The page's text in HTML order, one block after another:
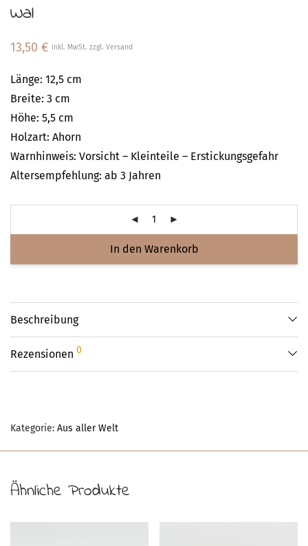
Wal
13,50 € inkl. MwSt. zzgl. Versand
Länge: 12,5 cm
Breite: 3 cm
Höhe: 5,5 cm
Holzart: Ahorn
Warnhinweis: Vorsicht – Kleinteile – Erstickungsgefahr
Altersempfehlung: ab 3 Jahren
In den Warenkorb
Beschreibung
Rezensionen 0
Kategorie: Aus aller Welt
Ähnliche Produkte